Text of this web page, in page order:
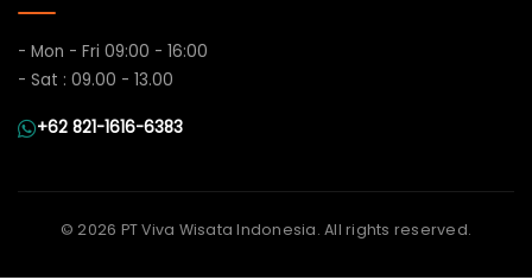
- Mon - Fri 09:00 - 16:00
- Sat : 09.00 - 13.00
+62 821-1616-6383
© 2026 PT Viva Wisata Indonesia. All rights reserved.